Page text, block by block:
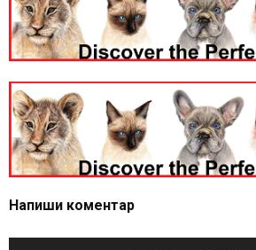
Напиши коментар